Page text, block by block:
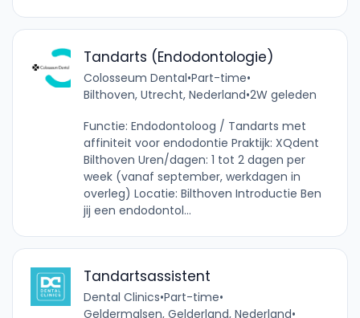
Tandarts (Endodontologie)
Colosseum Dental•Part-time•
Bilthoven, Utrecht, Nederland•2W geleden
Functie: Endodontoloog / Tandarts met
affiniteit voor endodontie Praktijk: XQdent
Bilthoven Uren/dagen: 1 tot 2 dagen per
week (vanaf september, werkdagen in
overleg) Locatie: Bilthoven Introductie Ben
jij een endodontol...
Tandartsassistent
Dental Clinics•Part-time•
Geldermalsen, Gelderland, Nederland•